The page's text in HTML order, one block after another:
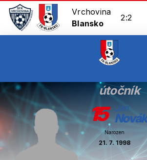
Vrchovina
Blansko
2:2
útočník
15 Jan
Novák
Narozen
21. 7. 1998